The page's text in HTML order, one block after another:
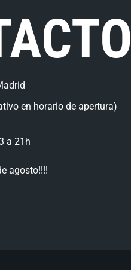
en horario de apertura)
a 21h
agosto!!!!